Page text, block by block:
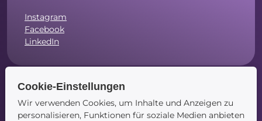
Instagram
Facebook
LinkedIn
Navigation
Cookie-Einstellungen
Wir verwenden Cookies, um Inhalte und Anzeigen zu
personalisieren, Funktionen für soziale Medien anbieten